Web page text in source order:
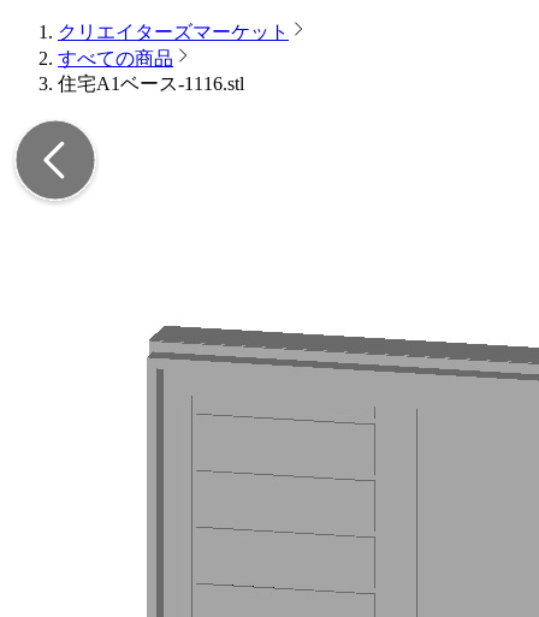
クリエイターズマーケット
すべての商品
住宅A1ベース-1116.stl